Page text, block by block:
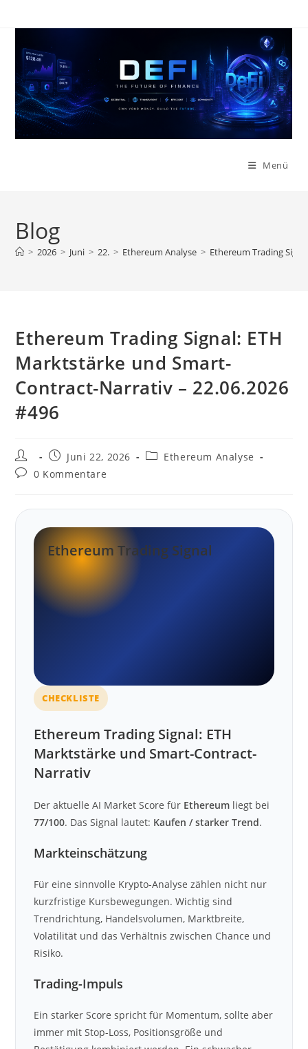
Inhalt
Menü
Blog
> 2026 > Juni > 22. > Ethereum Analyse > Ethereum Trading
Ethereum Trading Signal: ETH
Marktstärke und Smart-
Contract-Narrativ – 22.06.2026
#496
Beitrags-
Autor:
Beitrag
veröffentlicht:
Juni 22, 2026
Beitrags-
Ethereum Analyse
Beitrags-
0 Kommentare
Ethereum Trading Signal
CHECKLISTE
Ethereum Trading Signal: ETH
Marktstärke und Smart-Contract-
Narrativ
Der aktuelle AI Market Score für Ethereum liegt bei
77/100. Das Signal lautet: Kaufen / starker Trend.
Markteinschätzung
Für eine sinnvolle Krypto-Analyse zählen nicht nur
kurzfristige Kursbewegungen. Wichtig sind
Trendrichtung, Handelsvolumen, Marktbreite,
Volatilität und das Verhältnis zwischen Chance und
Risiko.
Trading-Impuls
Ein starker Score spricht für Momentum, sollte aber
immer mit Stop-Loss, Positionsgröße und